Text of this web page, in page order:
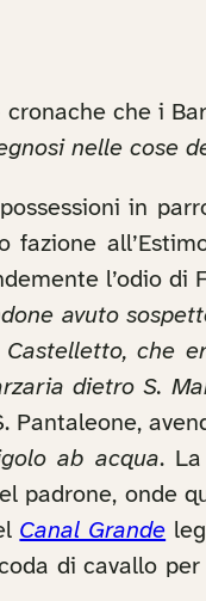
cronache che i
nelle cose
in
l’odio di
avuto
che
dietro S.
ab acqua.
padrone, onde
Canal Grande
di cavallo